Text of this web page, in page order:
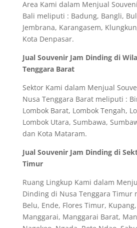
Area Kami dalam Menjual
Bali meliputi : Badung, Bangli,
Jembrana, Karangasem,
Kota Denpasar.
Jual Souvenir Jam Dinding di
Tenggara Barat
Sektor Kami dalam Menjual
Nusa Tenggara Barat meliputi :
Lombok Barat, Lombok Tengah,
Lombok Utara, Sumbawa,
dan Kota Mataram.
Jual Souvenir Jam Dinding di
Timur
Ruang Lingkup Kami dalam
Dinding di Nusa Tenggara Timur
Belu, Ende, Flores Timur,
Manggarai, Manggarai Barat,